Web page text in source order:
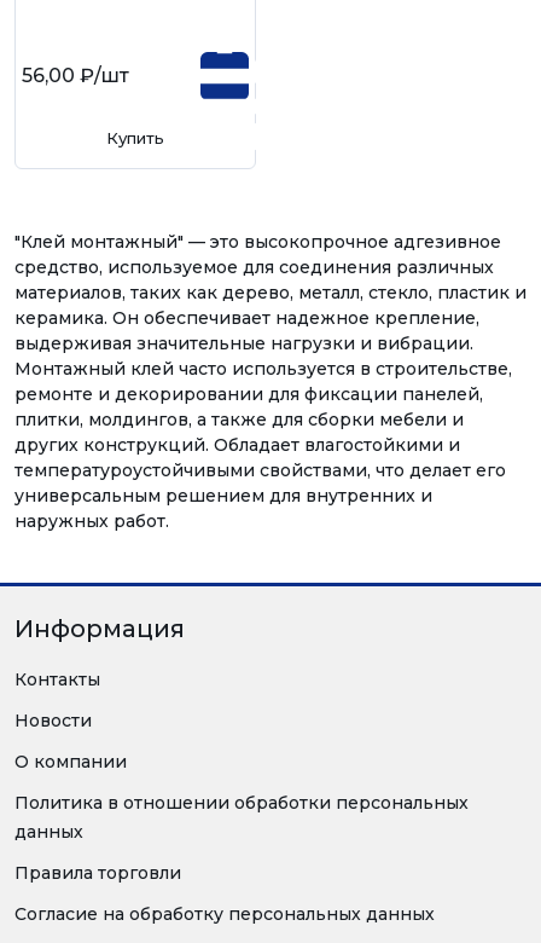
56,00 ₽/шт
Купить
"Клей монтажный" — это высокопрочное адгезивное
средство, используемое для соединения различных
материалов, таких как дерево, металл, стекло, пластик и
керамика. Он обеспечивает надежное крепление,
выдерживая значительные нагрузки и вибрации.
Монтажный клей часто используется в строительстве,
ремонте и декорировании для фиксации панелей,
плитки, молдингов, а также для сборки мебели и
других конструкций. Обладает влагостойкими и
температуроустойчивыми свойствами, что делает его
универсальным решением для внутренних и
наружных работ.
Информация
Контакты
Новости
О компании
Политика в отношении обработки персональных
данных
Правила торговли
Согласие на обработку персональных данных